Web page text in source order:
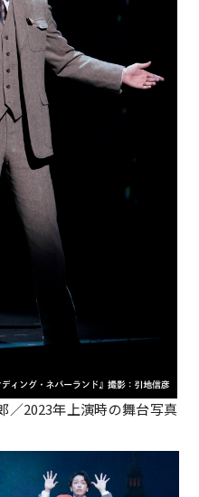
／2023年上演時の舞台写真